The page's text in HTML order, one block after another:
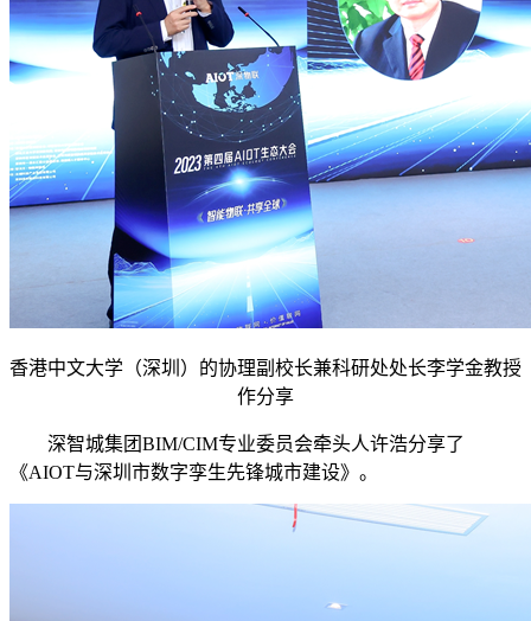
香港中文大学（深圳）的协理副校长兼科研处处长李学金教授
作分享
深智城集团BIM/CIM专业委员会牵头人许浩分享了
《AIOT与深圳市数字孪生先锋城市建设》。